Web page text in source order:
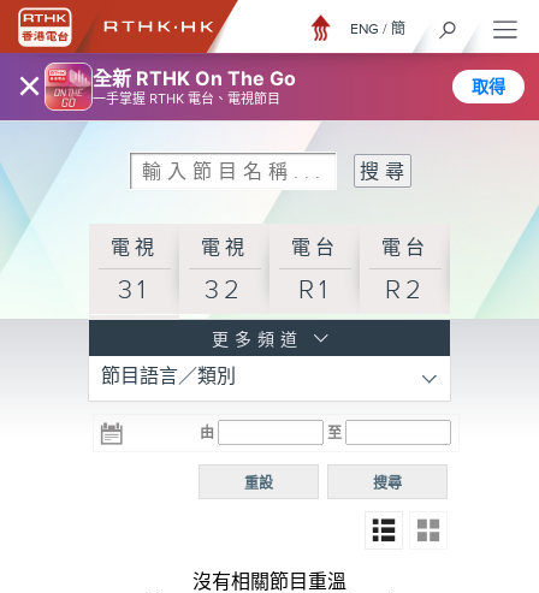
× 全新 RTHK On The Go
一手掌握 RTHK 電台、電視節目
取得
ENG / 簡
電視
31
電視
32
電台
R1
電台
R2
R3
電台 電台
R5
電台
普通
更多頻道
節目語言／類別
由 至
搜尋
重設
沒有相關節目重溫